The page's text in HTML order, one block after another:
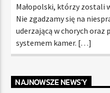
Małopolski, którzy zostali
Nie zgadzamy się na
uderzającą w chorych oraz
systemem kamer. […]
NAJNOWSZE NEWS'Y